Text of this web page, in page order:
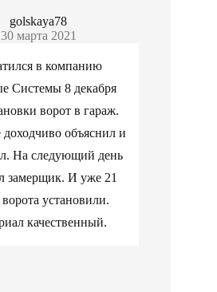
golskaya78
30 марта 2021
в компанию
Системы 8 декабря
ворот в гараж.
объяснил и
На следующий день
замерщик. И уже 21
установили.
качественный.